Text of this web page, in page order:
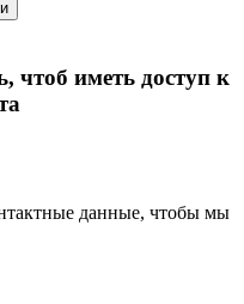
чтоб иметь доступ к
данные, чтобы мы